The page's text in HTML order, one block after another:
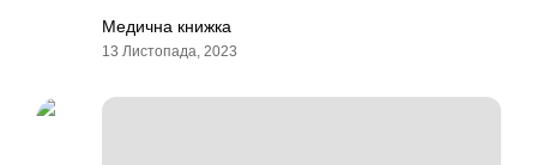
Медична книжка
13 Листопада, 2023